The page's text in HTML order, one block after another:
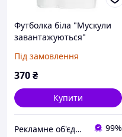
Футболка біла "Мускули
завантажуються"
Під замовлення
370₴
Купити
Рекламне об'єднання "МОЛОДЕЦЬ" - супермаркет реклами №1 99%